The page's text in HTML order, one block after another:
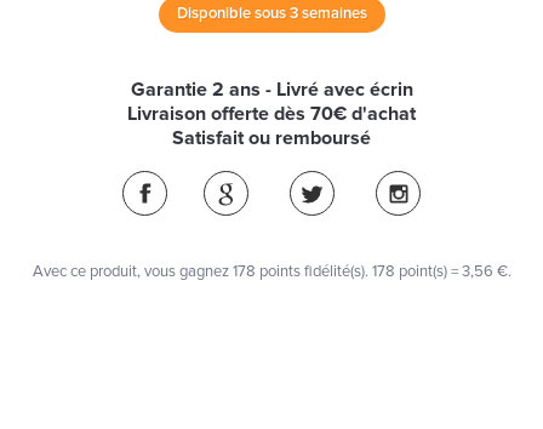
Disponible sous 3 semaines
Garantie 2 ans - Livré avec écrin
Livraison offerte dès 70€ d'achat
Satisfait ou remboursé
Avec ce produit, vous gagnez178 points fidélité(s). 178 point(s) =3,56 €.